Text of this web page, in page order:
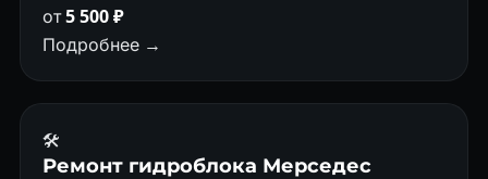
от5 500 ₽
Подробнее →
🛠️
Ремонт гидроблока Мерседес